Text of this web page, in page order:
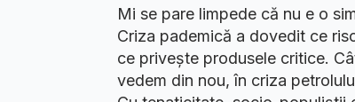
Mi se pare limpede că nu e o
Criza pademică a dovedit ce
ce privește produsele critice.
vedem din nou, în criza